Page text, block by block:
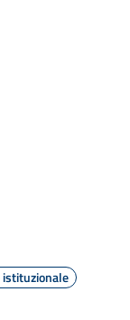
istituzionale